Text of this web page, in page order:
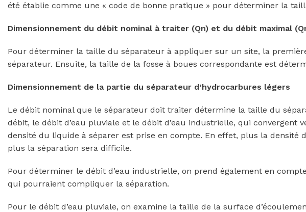
été établie comme une « code de bonne pratique » pour déterminer la
Dimensionnement du débit nominal à traiter (Qn) et du débit maximal
Pour déterminer la taille du séparateur à appliquer sur un site, la
séparateur. Ensuite, la taille de la fosse à boues correspondante est
Dimensionnement de la partie du séparateur d’hydrocarbures légers
Le débit nominal que le séparateur doit traiter détermine la taille du
débit, le débit d’eau pluviale et le débit d’eau industrielle, qui convergent
densité du liquide à séparer est prise en compte. En effet, plus la densité
plus la séparation sera difficile.
Pour déterminer le débit d’eau industrielle, on prend également en
qui pourraient compliquer la séparation.
Pour le débit d’eau pluviale, on examine la taille de la surface